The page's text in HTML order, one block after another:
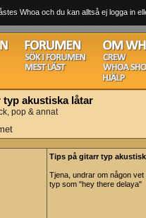
Whoa och du kan alltså ej logga in
typ akustiska låtar
pop & annat
Tips på gitarr typ
Tjena, undrar om någon
typ som "hey there delaya"